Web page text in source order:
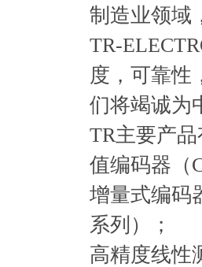
制造业领域
TR-
度，可靠性
们将竭诚为
TR主要产
值编码器（
增量式编码
系列）；
高精度线性